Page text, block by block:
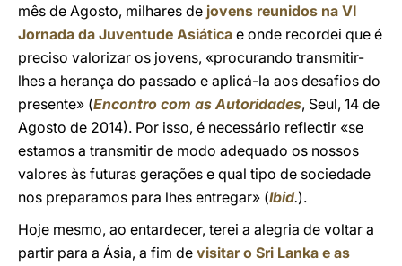
mês de Agosto, milhares de jovens reunidos na VI
Jornada da Juventude Asiática e onde recordei que é
preciso valorizar os jovens, «procurando transmitir-
lhes a herança do passado e aplicá-la aos desafios do
presente» (Encontro com as Autoridades, Seul, 14 de
Agosto de 2014). Por isso, é necessário reflectir «se
estamos a transmitir de modo adequado os nossos
valores às futuras gerações e qual tipo de sociedade
nos preparamos para lhes entregar» (Ibid.).
Hoje mesmo, ao entardecer, terei a alegria de voltar a
partir para a Ásia, a fim de visitar o Sri Lanka e as